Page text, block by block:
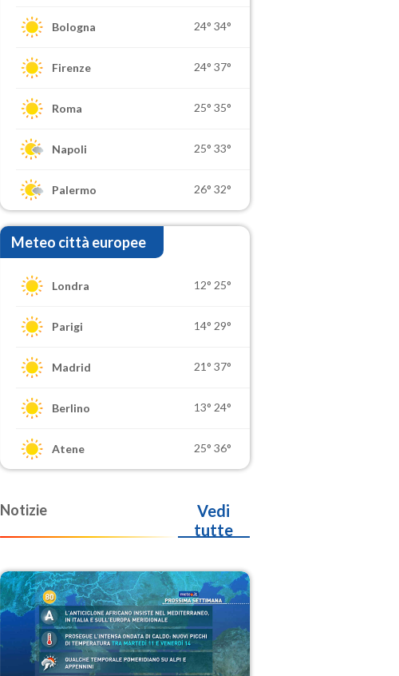
Bologna 24° 34°
Firenze 24° 37°
Roma 25° 35°
Napoli 25° 33°
Palermo 26° 32°
Meteo città europee
Londra 12° 25°
Parigi 14° 29°
Madrid 21° 37°
Berlino 13° 24°
Atene 25° 36°
Notizie
Vedi
tutte